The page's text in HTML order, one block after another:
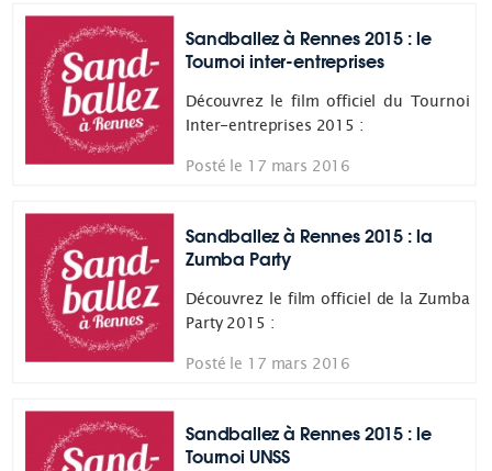
Sandballez à Rennes 2015 : le
Tournoi inter-entreprises
Découvrez le film officiel du Tournoi
Inter-entreprises 2015 :
Posté le 17 mars 2016
Sandballez à Rennes 2015 : la
Zumba Party
Découvrez le film officiel de la Zumba
Party 2015 :
Posté le 17 mars 2016
Sandballez à Rennes 2015 : le
Tournoi UNSS